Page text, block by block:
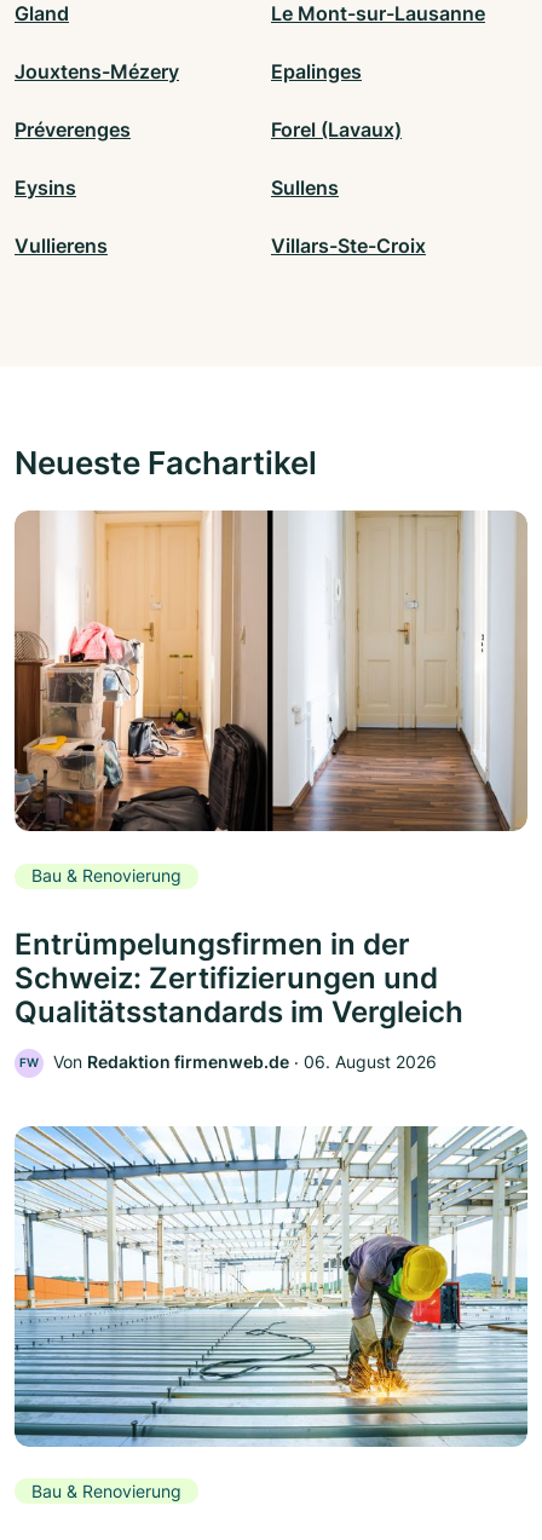
Gland Le Mont-sur-Lausanne
Jouxtens-Mézery Epalinges
Préverenges Forel (Lavaux)
Eysins Sullens
Vullierens Villars-Ste-Croix
Neueste Fachartikel
Bau & Renovierung
Entrümpelungsfirmen in der
Schweiz: Zertifizierungen und
Qualitätsstandards im Vergleich
FW Von Redaktion firmenweb.de ‧ 06. August 2026
Bau & Renovierung